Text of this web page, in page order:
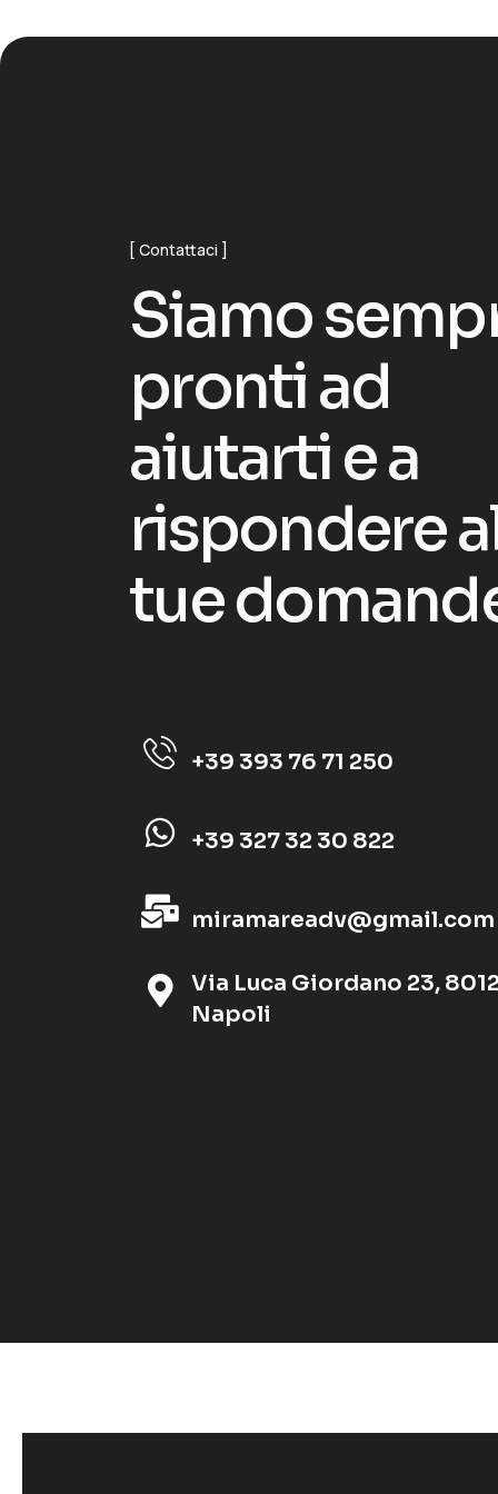
Contattaci
Siamosemp
prontiad
aiutartiea
risponderea
tuedomand
+39 393 76 71 250
+39 327 32 30 822
miramareadv@gmail.com
Via Luca Giordano 23,
Napoli